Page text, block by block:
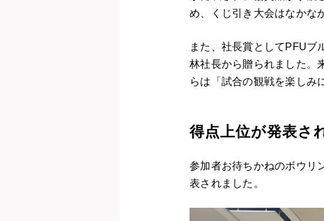
め、くじ引き大会はなかな
また、社長賞としてPFUブ
林社長から贈られました。
らは「試合の観戦を楽しみ
得点上位が発表さ
参加者お待ちかねのボウリ
表されました。